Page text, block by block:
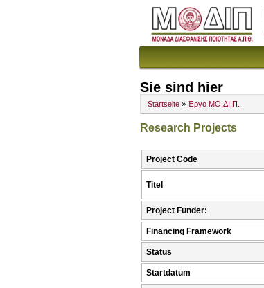
Sie sind hier
Startseite » Έργο ΜΟ.ΔΙ.Π.
Research Projects
Project Code
Titel
Project Funder:
Financing Framework
Status
Startdatum